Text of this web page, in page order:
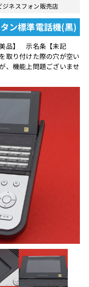
ジネスフォン販売店
ン標準電話機(黒)
品】 示名条【未記
り付けた際の穴が空い
、機能上問題ございませ